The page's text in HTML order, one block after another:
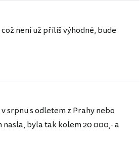
není už příliš výhodné, bude
srpnu s odletem z Prahy nebo
nasla, byla tak kolem 20 000,- a